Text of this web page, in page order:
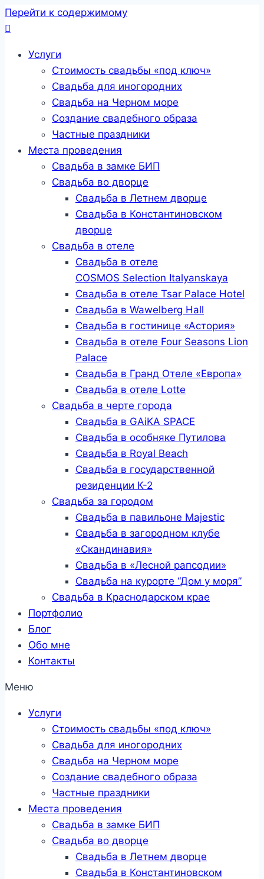
Перейти к содержимому
Услуги
Стоимость свадьбы «под ключ»
Свадьба для иногородних
Свадьба на Черном море
Создание свадебного образа
Частные праздники
Места проведения
Свадьба в замке БИП
Свадьба во дворце
Свадьба в Летнем дворце
Свадьба в Константиновском
дворце
Свадьба в отеле
Свадьба в отеле
COSMOS Selection Italyanskaya
Свадьба в отеле Tsar Palace Hotel
Свадьба в Wawelberg Hall
Свадьба в гостинице «Астория»
Свадьба в отеле Four Seasons Lion
Palace
Свадьба в Гранд Отеле «Европа»
Свадьба в отеле Lotte
Свадьба в черте города
Свадьба в GAiKA SPACE
Свадьба в особняке Путилова
Свадьба в Royal Beach
Свадьба в государственной
резиденции К-2
Свадьба за городом
Свадьба в павильоне Majestic
Свадьба в загородном клубе
«Скандинавия»
Свадьба в «Лесной рапсодии»
Свадьба на курорте “Дом у моря”
Свадьба в Краснодарском крае
Портфолио
Блог
Обо мне
Контакты
Меню
Услуги
Стоимость свадьбы «под ключ»
Свадьба для иногородних
Свадьба на Черном море
Создание свадебного образа
Частные праздники
Места проведения
Свадьба в замке БИП
Свадьба во дворце
Свадьба в Летнем дворце
Свадьба в Константиновском